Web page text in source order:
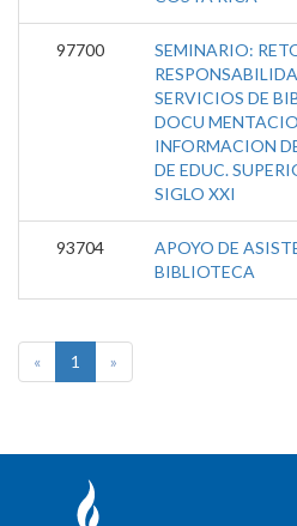
97700
SEMINARIO:
SERVICIOS DE
DOCU
INFORMACION
DE EDUC.
SIGLO XXI
93704
APOYO DE
BIBLIOTECA
« 1 »